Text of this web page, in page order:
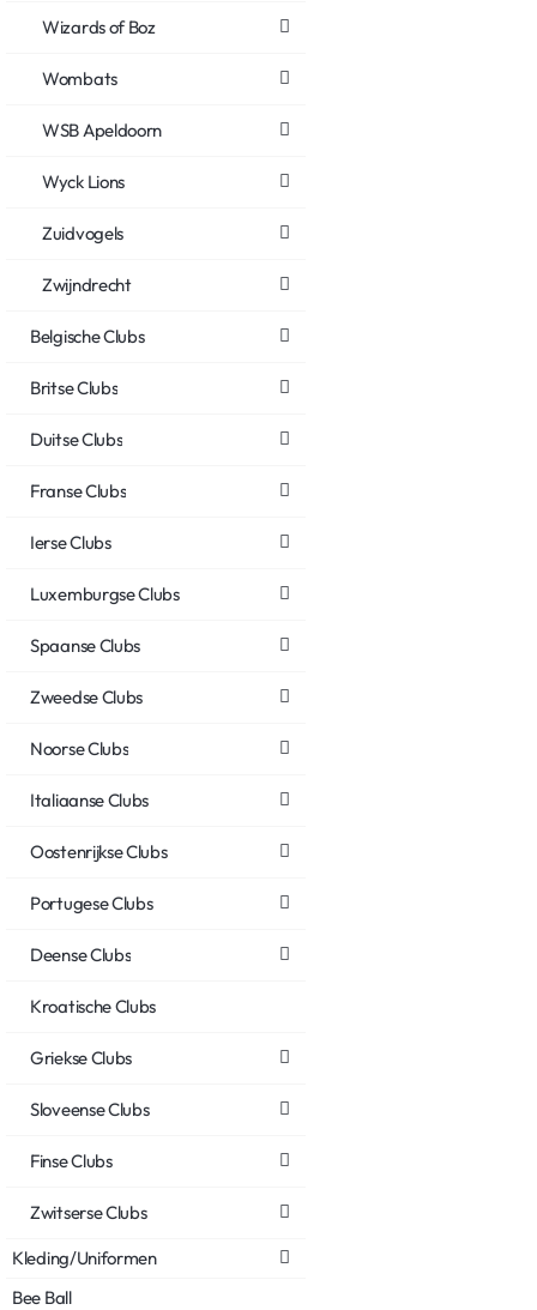
Wizards of Boz
Wombats
WSB Apeldoorn
Wyck Lions
Zuidvogels
Zwijndrecht
Belgische Clubs
Britse Clubs
Duitse Clubs
Franse Clubs
Ierse Clubs
Luxemburgse Clubs
Spaanse Clubs
Zweedse Clubs
Noorse Clubs
Italiaanse Clubs
Oostenrijkse Clubs
Portugese Clubs
Deense Clubs
Kroatische Clubs
Griekse Clubs
Sloveense Clubs
Finse Clubs
Zwitserse Clubs
Kleding/Uniformen
Bee Ball